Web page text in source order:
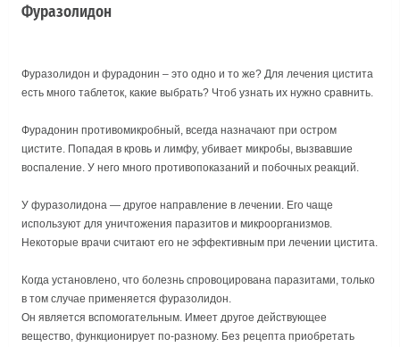
Фуразолидон
Фуразолидон и фурадонин – это одно и то же? Для лечения цистита
есть много таблеток, какие выбрать? Чтоб узнать их нужно сравнить.
Фурадонин противомикробный, всегда назначают при остром
цистите. Попадая в кровь и лимфу, убивает микробы, вызвавшие
воспаление. У него много противопоказаний и побочных реакций.
У фуразолидона — другое направление в лечении. Его чаще
используют для уничтожения паразитов и микроорганизмов.
Некоторые врачи считают его не эффективным при лечении цистита.
Когда установлено, что болезнь спровоцирована паразитами, только
в том случае применяется фуразолидон.
Он является вспомогательным. Имеет другое действующее
вещество, функционирует по-разному. Без рецепта приобретать